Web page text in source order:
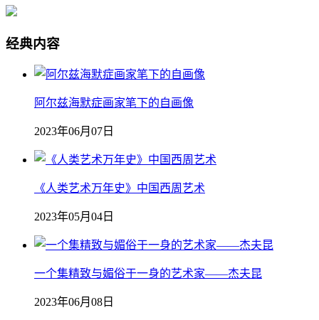
经典内容
阿尔兹海默症画家笔下的自画像
2023年06月07日
《人类艺术万年史》中国西周艺术
2023年05月04日
一个集精致与媚俗于一身的艺术家——杰夫昆
2023年06月08日